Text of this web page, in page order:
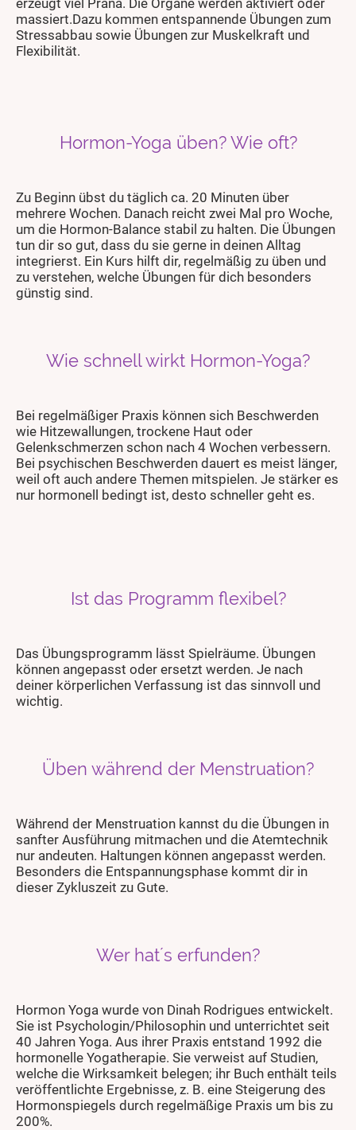
erzeugt viel Prana. Die Organe werden aktiviert oder
massiert.Dazu kommen entspannende Übungen zum
Stressabbau sowie Übungen zur Muskelkraft und
Flexibilität.
Hormon-Yoga üben? Wie oft?
Zu Beginn übst du täglich ca. 20 Minuten über
mehrere Wochen. Danach reicht zwei Mal pro Woche,
um die Hormon-Balance stabil zu halten. Die Übungen
tun dir so gut, dass du sie gerne in deinen Alltag
integrierst. Ein Kurs hilft dir, regelmäßig zu üben und
zu verstehen, welche Übungen für dich besonders
günstig sind.
Wie schnell wirkt Hormon-Yoga?
Bei regelmäßiger Praxis können sich Beschwerden
wie Hitzewallungen, trockene Haut oder
Gelenkschmerzen schon nach 4 Wochen verbessern.
Bei psychischen Beschwerden dauert es meist länger,
weil oft auch andere Themen mitspielen. Je stärker es
nur hormonell bedingt ist, desto schneller geht es.
Ist das Programm flexibel?
Das Übungsprogramm lässt Spielräume. Übungen
können angepasst oder ersetzt werden. Je nach
deiner körperlichen Verfassung ist das sinnvoll und
wichtig.
Üben während der Menstruation?
Während der Menstruation kannst du die Übungen in
sanfter Ausführung mitmachen und die Atemtechnik
nur andeuten. Haltungen können angepasst werden.
Besonders die Entspannungsphase kommt dir in
dieser Zykluszeit zu Gute.
Wer hat´s erfunden?
Hormon Yoga wurde von Dinah Rodrigues entwickelt.
Sie ist Psychologin/Philosophin und unterrichtet seit
40 Jahren Yoga. Aus ihrer Praxis entstand 1992 die
hormonelle Yogatherapie. Sie verweist auf Studien,
welche die Wirksamkeit belegen; ihr Buch enthält teils
veröffentlichte Ergebnisse, z. B. eine Steigerung des
Hormonspiegels durch regelmäßige Praxis um bis zu
200%.